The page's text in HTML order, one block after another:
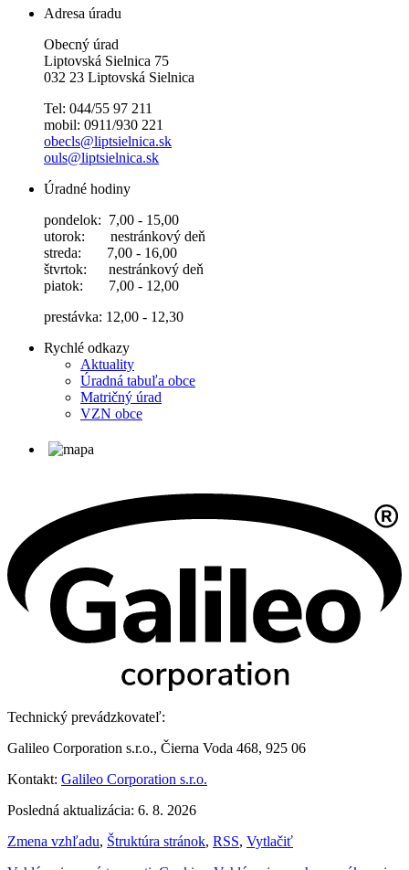
Adresa úradu
Obecný úrad
Liptovská Sielnica 75
032 23 Liptovská Sielnica
Tel: 044/55 97 211
mobil: 0911/930 221
obecls@liptsielnica.sk
ouls@liptsielnica.sk
Úradné hodiny
pondelok: 7,00 - 15,00
utorok: nestránkový deň
streda: 7,00 - 16,00
štvrtok: nestránkový deň
piatok: 7,00 - 12,00
prestávka: 12,00 - 12,30
Rychlé odkazy
Aktuality
Úradná tabuľa obce
Matričný úrad
VZN obce
Technický prevádzkovateľ:
Galileo Corporation s.r.o., Čierna Voda 468, 925 06
Kontakt: Galileo Corporation s.r.o.
Posledná aktualizácia: 6. 8. 2026
Zmena vzhľadu, Štruktúra stránok, RSS, Vytlačiť